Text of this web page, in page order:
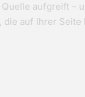
aufgreift –
die auf Ihrer Seite